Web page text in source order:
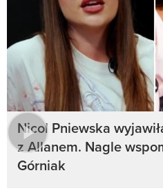
Nicol Pniewska
z Allanem. Nagle
Górniak